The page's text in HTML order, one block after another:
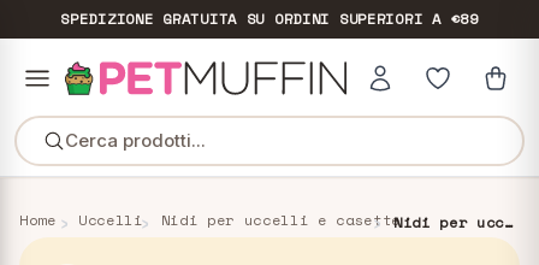
SPEDIZIONE GRATUITASU ORDINI SUPERIORI A €89
Cerca prodotti...
Home Uccelli Nidi per uccelli e casette Nidi per uccelli